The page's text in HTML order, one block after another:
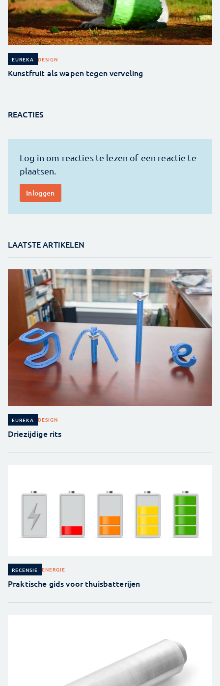
EUREKA DESIGN
Kunstfruit als wapen tegen verveling
REACTIES
LAATSTE ARTIKELEN
EUREKA DESIGN
Driezijdige rits
RECENSIE ENERGIE
Praktische gids voor thuisbatterijen